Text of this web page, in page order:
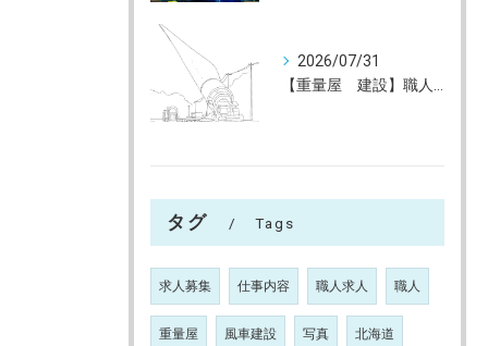
2026/07/31
タグ Tags
求人募集 仕事内容 職人求人 職人
重量屋 風車建設 写真 北海道